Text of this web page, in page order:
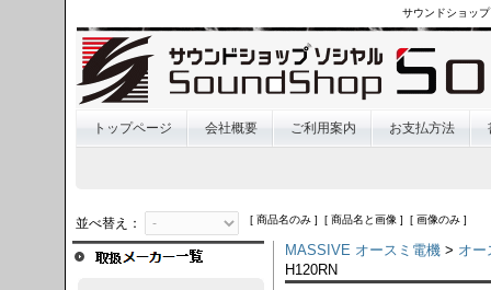
サウンドショッ
トップページ 会社概要 ご利用案内 お支払方法
並べ替え： [ 商品名のみ ] [ 商品名と画像 ] [ 画像のみ ]
MASSIVE オースミ電機 > オー
H120RN